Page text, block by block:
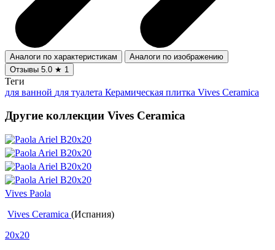
Аналоги по характеристикам
Аналоги по изображению
Отзывы 5.0 ★ 1
Теги
для ванной для туалета Керамическая плитка Vives Ceramica
Другие коллекции Vives Ceramica
Vives Paola
Vives Ceramica (Испания)
20x20